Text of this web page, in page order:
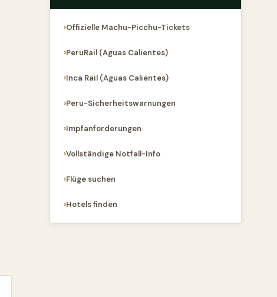
Offizielle Machu-Picchu-Tickets
PeruRail (Aguas Calientes)
Inca Rail (Aguas Calientes)
Peru-Sicherheitswarnungen
Impfanforderungen
Vollständige Notfall-Info
Flüge suchen
Hotels finden